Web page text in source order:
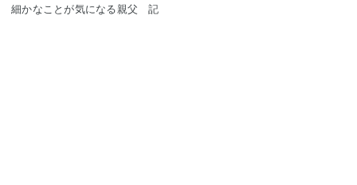
細かなことが気になる親父 記